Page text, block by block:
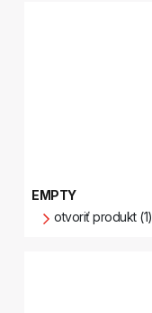
EMPTY
otvoriť produkt (1)